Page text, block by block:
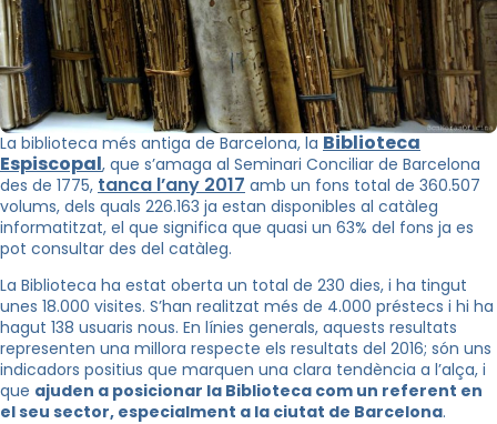
La biblioteca més antiga de Barcelona, la Biblioteca
Espiscopal, que s’amaga al Seminari Conciliar de Barcelona
des de 1775, tanca l’any 2017 amb un fons total de 360.507
volums, dels quals 226.163 ja estan disponibles al catàleg
informatitzat, el que significa que quasi un 63% del fons ja es
pot consultar des del catàleg.
La Biblioteca ha estat oberta un total de 230 dies, i ha tingut
unes 18.000 visites. S’han realitzat més de 4.000 préstecs i hi ha
hagut 138 usuaris nous. En línies generals, aquests resultats
representen una millora respecte els resultats del 2016; són uns
indicadors positius que marquen una clara tendència a l’alça, i
que ajuden a posicionar la Biblioteca com un referent en
el seu sector, especialment a la ciutat de Barcelona.